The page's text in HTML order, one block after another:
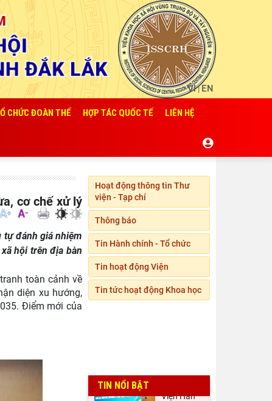
VI|EN
CHỨC ĐOÀN THỂ HỢP TÁC QUỐC TẾ LIÊN HỆ
tự đánh giá nhiệm
hội trên địa bàn
toàn cảnh về
diện xu hướng,
Điểm mới của
Hoạt động thông tin Thư
viện - Tạp chí
Thông báo
Tin Hành chính - Tổ chức
Tin hoạt động Viện
Tin tức hoạt động Khoa học
TIN NỔI BẬT
Hội thảo
khoa học
quốc tế:…
Viện Hàn
lâm Khoa
Viện Hàn
Thỏa
Viện Khoa
học xã hội
vùng
Thường
Hội thảo